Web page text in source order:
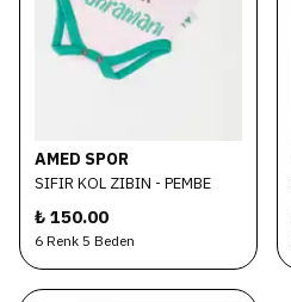
AMED SPOR
SIFIR KOL ZIBIN - PEMBE
₺ 150.00
6 Renk 5 Beden